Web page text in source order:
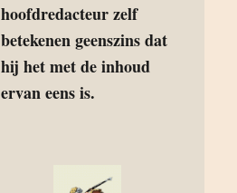
hoofdredacteur zelf
betekenen geenszins dat
hij het met de inhoud
ervan eens is.